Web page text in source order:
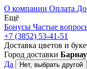
О компании Оплата
Ещё
Бонусы Частые
+7 (3852) 53-41-51
Доставка цветов и
Город доставки
Да
Нет, выбрать другой